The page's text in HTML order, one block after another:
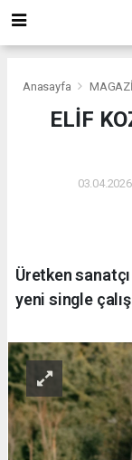
Anasayfa
ELİF
Üretken
yeni single